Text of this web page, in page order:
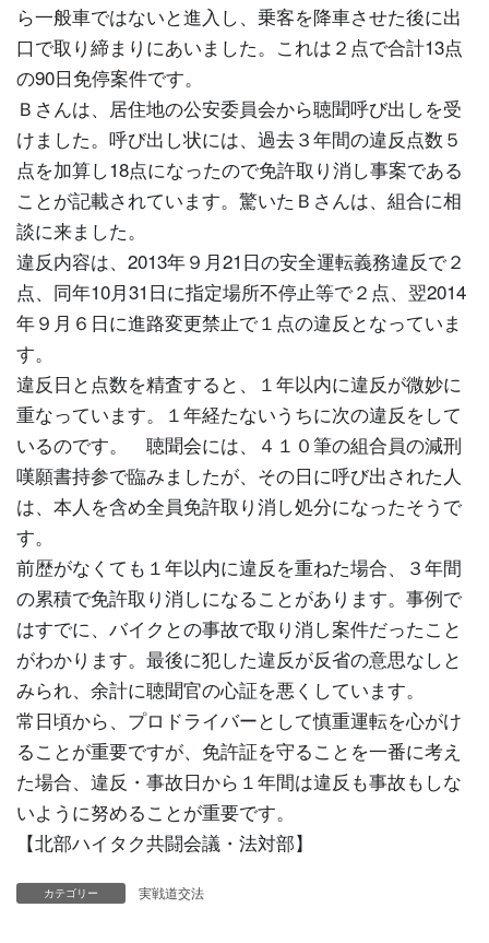
ら一般車ではないと進入し、乗客を降車させた後に出
口で取り締まりにあいました。これは２点で合計13点
の90日免停案件です。
Ｂさんは、居住地の公安委員会から聴聞呼び出しを受
けました。呼び出し状には、過去３年間の違反点数５
点を加算し18点になったので免許取り消し事案である
ことが記載されています。驚いたＢさんは、組合に相
談に来ました。
違反内容は、2013年９月21日の安全運転義務違反で２
点、同年10月31日に指定場所不停止等で２点、翌2014
年９月６日に進路変更禁止で１点の違反となっていま
す。
違反日と点数を精査すると、１年以内に違反が微妙に
重なっています。１年経たないうちに次の違反をして
いるのです。 聴聞会には、４１０筆の組合員の減刑
嘆願書持参で臨みましたが、その日に呼び出された人
は、本人を含め全員免許取り消し処分になったそうで
す。
前歴がなくても１年以内に違反を重ねた場合、３年間
の累積で免許取り消しになることがあります。事例で
はすでに、バイクとの事故で取り消し案件だったこと
がわかります。最後に犯した違反が反省の意思なしと
みられ、余計に聴聞官の心証を悪くしています。
常日頃から、プロドライバーとして慎重運転を心がけ
ることが重要ですが、免許証を守ることを一番に考え
た場合、違反・事故日から１年間は違反も事故もしな
いように努めることが重要です。
【北部ハイタク共闘会議・法対部】
カテゴリー 実戦道交法